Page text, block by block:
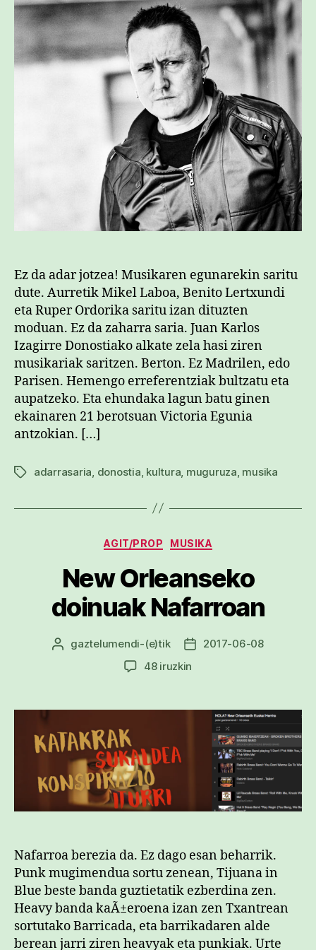
Ez da adar jotzea! Musikaren egunarekin saritu
dute. Aurretik Mikel Laboa, Benito Lertxundi
eta Ruper Ordorika saritu izan dituzten
moduan. Ez da zaharra saria. Juan Karlos
Izagirre Donostiako alkate zela hasi ziren
musikariak saritzen. Berton. Ez Madrilen, edo
Parisen. Hemengo erreferentziak bultzatu eta
aupatzeko. Eta ehundaka lagun batu ginen
ekainaren 21 berotsuan Victoria Egunia
antzokian. […]
Etiketakadarrasaria donostia kultura muguruza musika
Kategoriak
AGIT/PROP MUSIKA
New Orleanseko
doinuak Nafarroan
Argitalpenaren
gaztelumendi-(e)tik
Argitalpenaren
2017-06-08
48 iruzkin
Nafarroan
sarreran
Nafarroa berezia da. Ez dago esan beharrik.
Punk mugimendua sortu zenean, Tijuana in
Blue beste banda guztietatik ezberdina zen.
Heavy banda kaÃ±eroena izan zen Txantrean
sortutako Barricada, eta barrikadaren alde
berean jarri ziren heavyak eta punkiak. Urte